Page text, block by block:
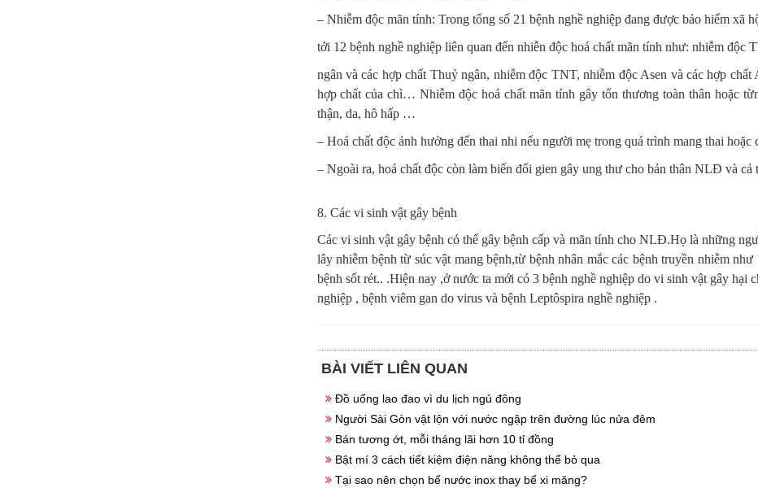
– Nhiễm độc mãn tính: Trong tổng số 21 bệnh nghề nghiệp đang được bảo hiểm xã
tới 12 bệnh nghề nghiệp liên quan đến nhiễn độc hoá chất mãn tính như: nhiễm độc
ngân và các hợp chất Thuỷ ngân, nhiễm độc TNT, nhiễm độc Asen và các hợp
hợp chất của chì… Nhiễm độc hoá chất mãn tính gây tổn thương toàn thân hoặc
thận, da, hô hấp …
– Hoá chất độc ảnh hưởng đến thai nhi nếu người mẹ trong quá trình mang thai
– Ngoài ra, hoá chất độc còn làm biến đổi gien gây ung thư cho bản thân NLĐ và cả
8. Các vi sinh vật gây bệnh
Các vi sinh vật gây bệnh có thể gây bệnh cấp và mãn tính cho NLĐ.Họ là những
lây nhiễm bệnh từ súc vật mang bệnh,từ bệnh nhân mắc các bệnh truyền nhiễm
bệnh sốt rét.. .Hiện nay ,ở nước ta mới có 3 bệnh nghề nghiệp do vi sinh vật gây
nghiệp , bệnh viêm gan do virus và bệnh Leptôspira nghề nghiệp .
BÀI VIẾT LIÊN QUAN
Đồ uống lao đao vì du lịch ngủ đông
Người Sài Gòn vật lộn với nước ngập trên đường lúc nửa đêm
Bán tương ớt, mỗi tháng lãi hơn 10 tỉ đồng
Bật mí 3 cách tiết kiệm điện năng không thể bỏ qua
Tại sao nên chọn bể nước inox thay bể xi măng?